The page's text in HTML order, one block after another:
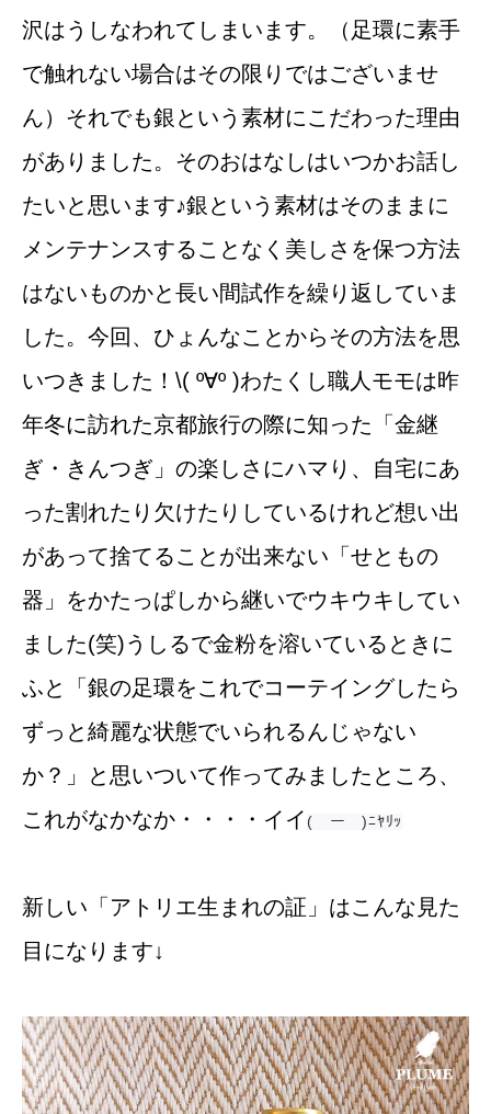
沢はうしなわれてしまいます。（足環に素手
で触れない場合はその限りではございませ
ん）それでも銀という素材にこだわった理由
がありました。そのおはなしはいつかお話し
たいと思います♪銀という素材はそのままに
メンテナンスすることなく美しさを保つ方法
はないものかと長い間試作を繰り返していま
した。今回、ひょんなことからその方法を思
いつきました！\( º∀º )わたくし職人モモは昨
年冬に訪れた京都旅行の際に知った「金継
ぎ・きんつぎ」の楽しさにハマり、自宅にあ
った割れたり欠けたりしているけれど想い出
があって捨てることが出来ない「せともの
器」をかたっぱしから継いでウキウキしてい
ました(笑)うしるで金粉を溶いているときに
ふと「銀の足環をこれでコーテイングしたら
ずっと綺麗な状態でいられるんじゃない
か？」と思いついて作ってみましたところ、
これがなかなか・・・・イイ (￣ー￣)ﾆﾔﾘｯ
新しい「アトリエ生まれの証」はこんな見た
目になります↓